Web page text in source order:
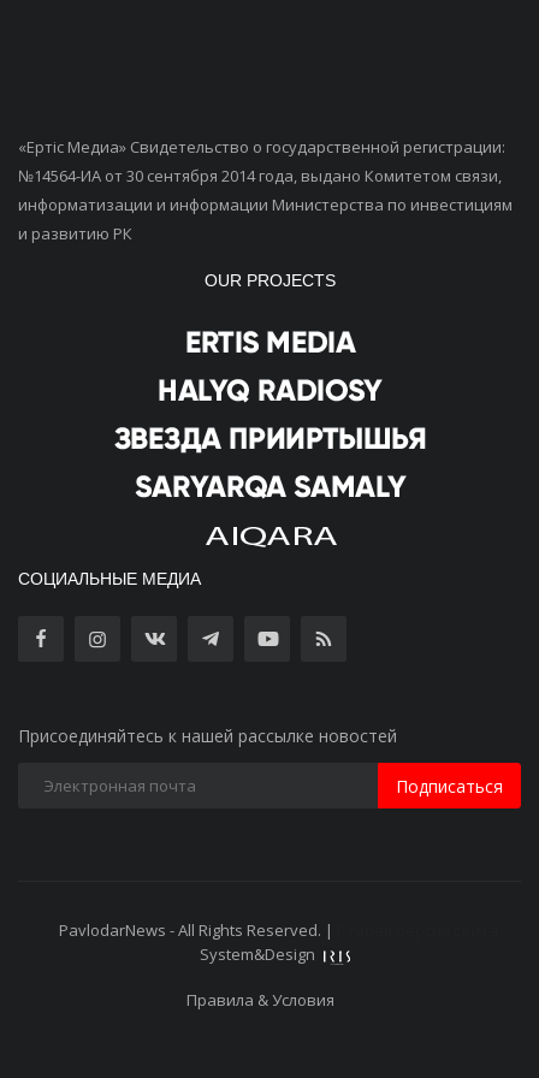
«Ертiс Медиа» Свидетельство о государственной регистрации:
№14564-ИА от 30 сентября 2014 года, выдано Комитетом связи,
информатизации и информации Министерства по инвестициям
и развитию РК
OUR PROJECTS
СОЦИАЛЬНЫЕ МЕДИА
Присоединяйтесь к нашей рассылке новостей
Подписаться
PavlodarNews - All Rights Reserved. |
System&Design
Правила & Условия